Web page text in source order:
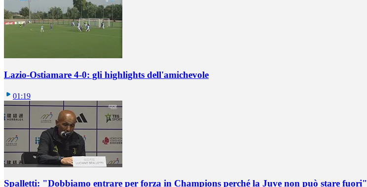
Lazio-Ostiamare 4-0: gli highlights dell'amichevole
01:19
Spalletti: "Dobbiamo entrare per forza in Champions perché la Juve non può stare fuori"